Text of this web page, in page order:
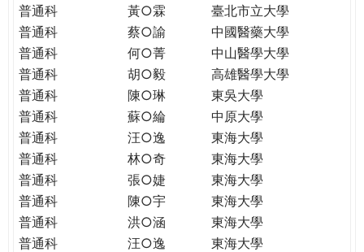
TOMORROW
PUTTING
YOU
THE
PATH
GLOBAL
CITIZENSHIP
普通科
黃○霖
臺北市立大學
普通科
蔡○諭
中國醫藥大學
普通科
何○菁
中山醫學大學
普通科
胡○毅
高雄醫學大學
普通科
陳○琳
東吳大學
普通科
蘇○綸
中原大學
普通科
汪○逸
東海大學
普通科
林○奇
東海大學
普通科
張○婕
東海大學
普通科
陳○宇
東海大學
普通科
洪○涵
東海大學
普通科
汪○逸
東海大學